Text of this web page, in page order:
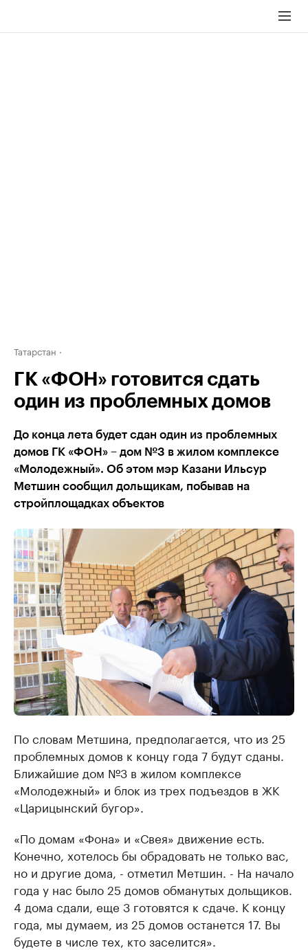
Татарстан
ГК «ФОН» готовится сдать
один из проблемных домов
До конца лета будет сдан один из проблемных
домов ГК «ФОН» – дом №3 в жилом комплексе
«Молодежный». Об этом мэр Казани Ильсур
Метшин сообщил дольщикам, побывав на
стройплощадках объектов
По словам Метшина, предполагается, что из 25
проблемных домов к концу года 7 будут сданы.
Ближайшие дом №3 в жилом комплексе
«Молодежный» и блок из трех подъездов в ЖК
«Царицынский бугор».
«По домам «Фона» и «Свея» движение есть.
Конечно, хотелось бы обрадовать не только вас,
но и другие дома, - отметил Метшин. - На начало
года у нас было 25 домов обманутых дольщиков.
4 дома сдали, еще 3 готовятся к сдаче. К концу
года, мы думаем, из 25 домов останется 17. Вы
будете в числе тех, кто заселится».